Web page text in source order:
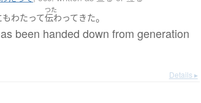
もわたって
つた
伝わってきた。
been handed down from generation
Details ▸